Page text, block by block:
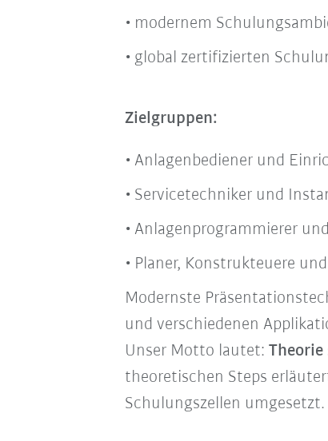
modernem
global zertifizierten
Zielgruppen:
Anlagenbediener und
Servicetechniker und
Anlagenprogrammierer
Planer, Konstrukteuere
Modernste
und verschiedenen
Unser Motto lautet:
theoretischen Steps
Schulungszellen umgesetzt.